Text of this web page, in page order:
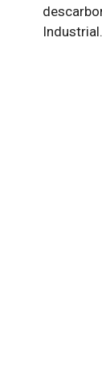
Industrial.